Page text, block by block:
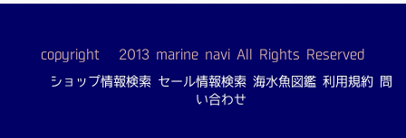
copyright © 2013 marine navi All Rights Reserved
ショップ情報検索 セール情報検索 海水魚図鑑 利用規約
問
い合わせ